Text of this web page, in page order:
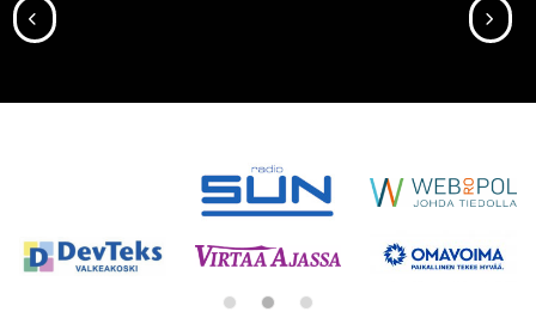
SIIRRY EDELLISEEN